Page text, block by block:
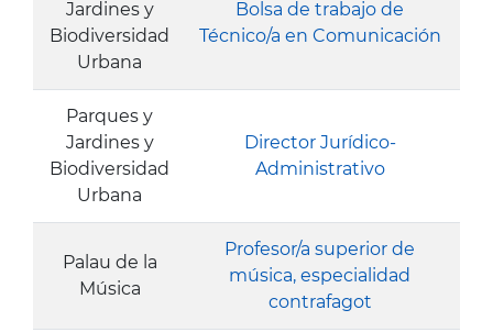
Jardines y
Biodiversidad
Urbana
Bolsa de trabajo de
Técnico/a en Comunicación
Parques y
Jardines y
Biodiversidad
Urbana
Director Jurídico-
Administrativo
Palau de la
Música
Profesor/a superior de
música, especialidad
contrafagot